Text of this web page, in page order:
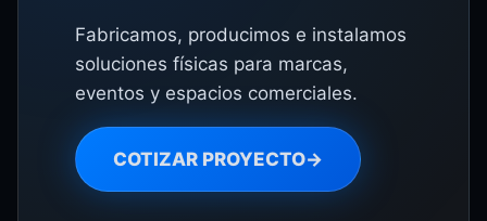
Fabricamos, producimos e instalamos
soluciones físicas para marcas,
eventos y espacios comerciales.
COTIZAR PROYECTO→